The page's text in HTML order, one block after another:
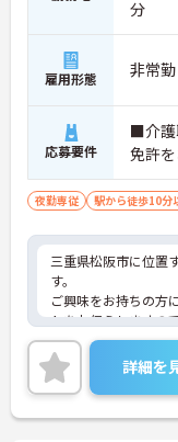
分
雇用形態 非常
応募要件
■介護
免許
夜勤専従 駅から徒歩10分
三重県松阪市に位置
す。
ご興味をお持ちの方
トをお伝えしますの
いませ。
詳細を